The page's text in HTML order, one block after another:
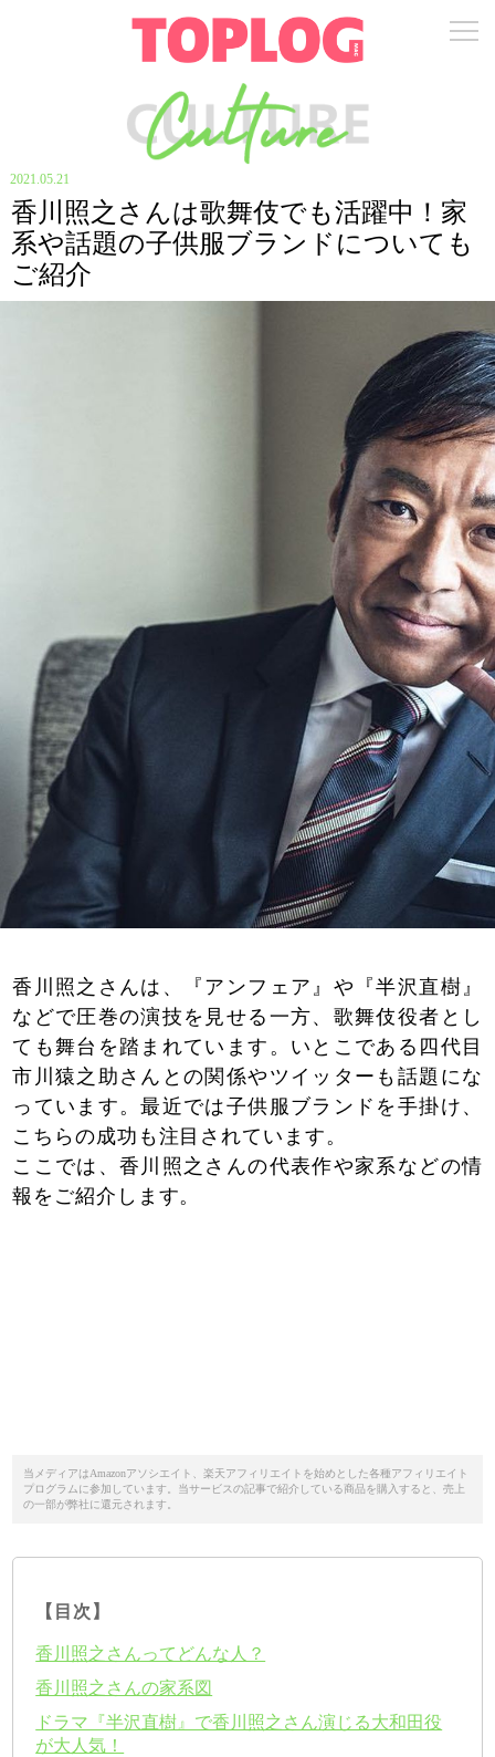
2021.05.21
香川照之さんは歌舞伎でも活躍中！家
系や話題の子供服ブランドについても
ご紹介
香川照之さんは、『アンフェア』や『半沢直樹』
などで圧巻の演技を見せる一方、歌舞伎役者とし
ても舞台を踏まれています。いとこである四代目
市川猿之助さんとの関係やツイッターも話題にな
っています。最近では子供服ブランドを手掛け、
こちらの成功も注目されています。
ここでは、香川照之さんの代表作や家系などの情
報をご紹介します。
当メディアはAmazonアソシエイト、楽天アフィリエイトを始めとした各種アフィリエイト
プログラムに参加しています。当サービスの記事で紹介している商品を購入すると、売上
の一部が弊社に還元されます。
【目次】
香川照之さんってどんな人？
香川照之さんの家系図
ドラマ『半沢直樹』で香川照之さん演じる大和田役
が大人気！